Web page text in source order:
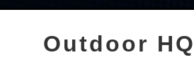
Outdoor